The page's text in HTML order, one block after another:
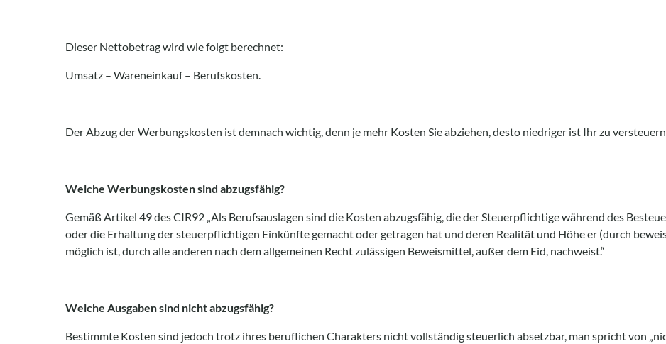
Dieser Nettobetrag wird wie folgt berechnet:
Umsatz – Wareneinkauf – Berufskosten.
Der Abzug der Werbungskosten ist demnach wichtig, denn je mehr Kosten Sie abziehen, desto niedriger ist Ihr zu
Welche Werbungskosten sind abzugsfähig?
Gemäß Artikel 49 des CIR92 „Als Berufsauslagen sind die Kosten abzugsfähig, die der Steuerpflichtige während des
oder die Erhaltung der steuerpflichtigen Einkünfte gemacht oder getragen hat und deren Realität und Höhe er (durch
möglich ist, durch alle anderen nach dem allgemeinen Recht zulässigen Beweismittel, außer dem Eid, nachweist.“
Welche Ausgaben sind nicht abzugsfähig?
Bestimmte Kosten sind jedoch trotz ihres beruflichen Charakters nicht vollständig steuerlich absetzbar, man spricht von